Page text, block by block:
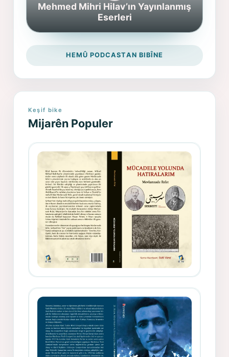
Mehmed Mihri Hilav’ın Yayınlanmış
Eserleri
HEMÛ PODCASTAN BIBÎNE
Keşif bike
Mijarên Populer